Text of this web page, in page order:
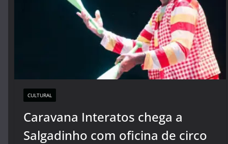
CULTURAL
Caravana Interatos chega a
Salgadinho com oficina de circo